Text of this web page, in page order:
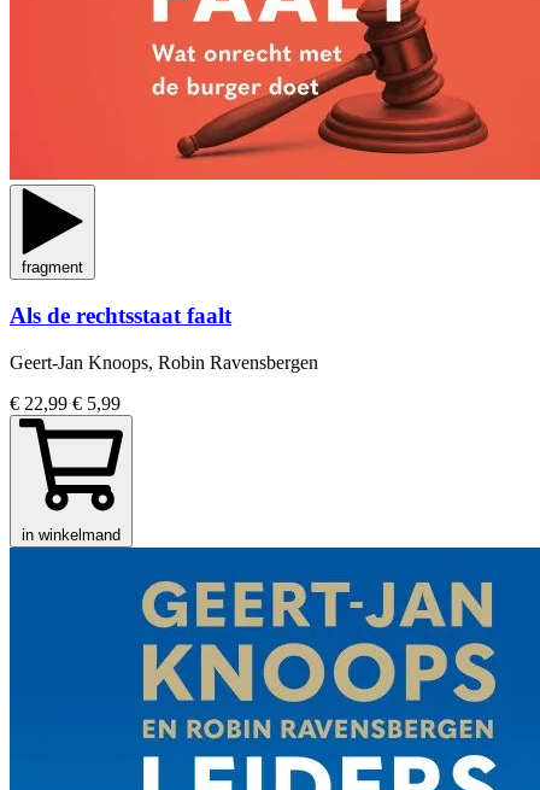
fragment
Als de rechtsstaat faalt
Geert-Jan Knoops, Robin Ravensbergen
€ 22,99 € 5,99
in winkelmand